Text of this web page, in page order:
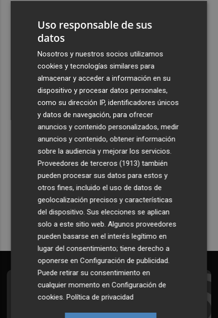
San Javier da viabilidad al nuevo contrato del transporte
324 habitaciones
Estos son los estrenos que abren la cartelera en agosto:
de la comedia 'El último mono' a una nueva entrega de
'La Patrulla Canina'
Recibe toda la actualidad de
Plaza Podcast en tu correo
Quiero suscribirme
Suscríbete al Boletín
Uso responsable de sus
datos
Nosotros y nuestros socios utilizamos
cookies y tecnologías similares para
almacenar y acceder a información en su
dispositivo y procesar datos personales,
como su dirección IP, identificadores únicos
y datos de navegación, para ofrecer
anuncios y contenido personalizados, medir
anuncios y contenido, obtener información
sobre la audiencia y mejorar los servicios.
Proveedores de terceros (1913) también
pueden procesar sus datos para estos y
otros fines, incluido el uso de datos de
geolocalización precisos y características
del dispositivo. Sus elecciones se aplican
solo a este sitio web. Algunos proveedores
pueden basarse en el interés legítimo en
lugar del consentimiento; tiene derecho a
oponerse enConfiguración de publicidad.
Puede retirar su consentimiento en
cualquier momento enConfiguración de
cookies.Política de privacidad